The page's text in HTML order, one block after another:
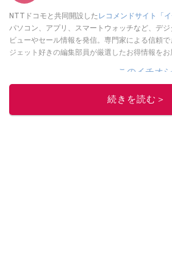
NTTドコモと共同開設した レコメンドサイト「イ
パソコン、アプリ、スマートウォッチなど、デ
ビューやセール情報を発信。専門家による信頼
ジェット好きの編集部員が厳選したお得情報をお
このイチオ
続きを読む＞